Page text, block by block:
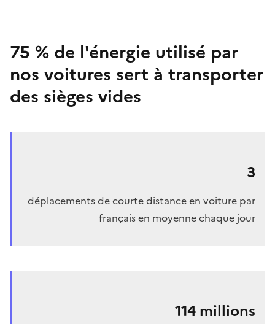
75 % de l'énergie utilisé par
nos voitures sert à transporter
des sièges vides
3
déplacements de courte distance en voiture par
français en moyenne chaque jour
114 millions